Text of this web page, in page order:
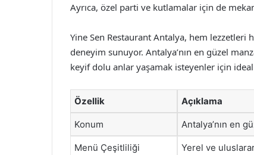
Ayrıca, özel parti ve kutlamalar için de
Yine Sen Restaurant Antalya, hem
deneyim sunuyor. Antalya’nın en güzel
keyif dolu anlar yaşamak isteyenler için
Özellik Açıklama
Konum Antalya’nın en
Menü Çeşitliliği Yerel ve